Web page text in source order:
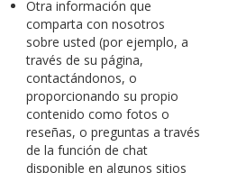
Otra información que
comparta con nosotros
sobre usted (por ejemplo, a
través de su página,
contactándonos, o
proporcionando su propio
contenido como fotos o
reseñas, o preguntas a través
de la función de chat
disponible en algunos sitios